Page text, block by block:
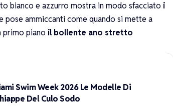
bianco e azzurro mostra in modo sfacciato i
pose ammiccanti come quando si mette a
primo piano il bollente ano stretto
Swim Week 2026 Le Modelle Di
Del Culo Sodo